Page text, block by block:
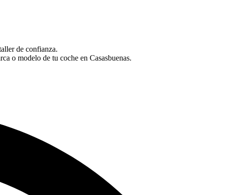
de confianza.
o modelo de tu coche en Casasbuenas.